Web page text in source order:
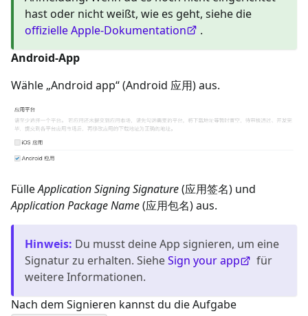
hast oder nicht weißt, wie es geht, siehe die
offizielle Apple-Dokumentation
.
Android-App
Wähle „Android app“ (Android 应用) aus.
FülleApplication Signing Signature(应用签名) und
Application Package Name(应用包名) aus.
Hinweis: Du musst deine App signieren, um eine
Signatur zu erhalten. SieheSign your app
für
weitere Informationen.
Nach dem Signieren kannst du die Aufgabe